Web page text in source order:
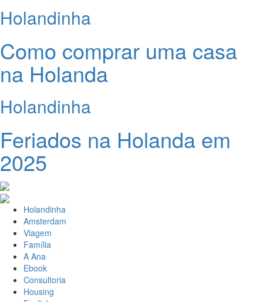
Holandinha
Como comprar uma casa
na Holanda
Holandinha
Feriados na Holanda em
2025
Holandinha
Amsterdam
Viagem
Família
A Ana
Ebook
Consultoria
Housing